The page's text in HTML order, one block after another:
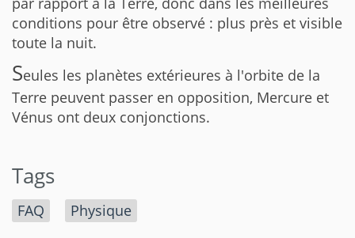
conditions pour être observé : plus près et visible
toute la nuit.
Seules les planètes extérieures à l'orbite de la
Terre peuvent passer en opposition, Mercure et
Vénus ont deux conjonctions.
Tags
FAQ Physique